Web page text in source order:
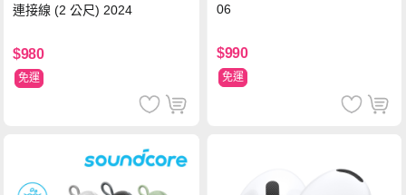
連接線 (2 公尺) 2024
$980
免運
06
$990
免運